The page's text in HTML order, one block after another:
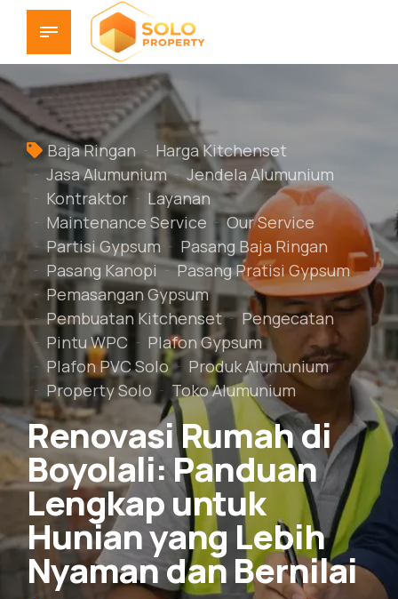
Baja Ringan
Harga Kitchenset
Jasa Alumunium
Jendela Alumunium
Kontraktor
Layanan
Maintenance Service
Our Service
Partisi Gypsum
Pasang Baja Ringan
Pasang Kanopi
Pasang Pratisi Gypsum
Pemasangan Gypsum
Pembuatan Kitchenset
Pengecatan
Pintu WPC
Plafon Gypsum
Plafon PVC Solo
Produk Alumunium
Property Solo
Toko Alumunium
Renovasi Rumah di
Boyolali: Panduan
Lengkap untuk
Hunian yang Lebih
Nyaman dan Bernilai